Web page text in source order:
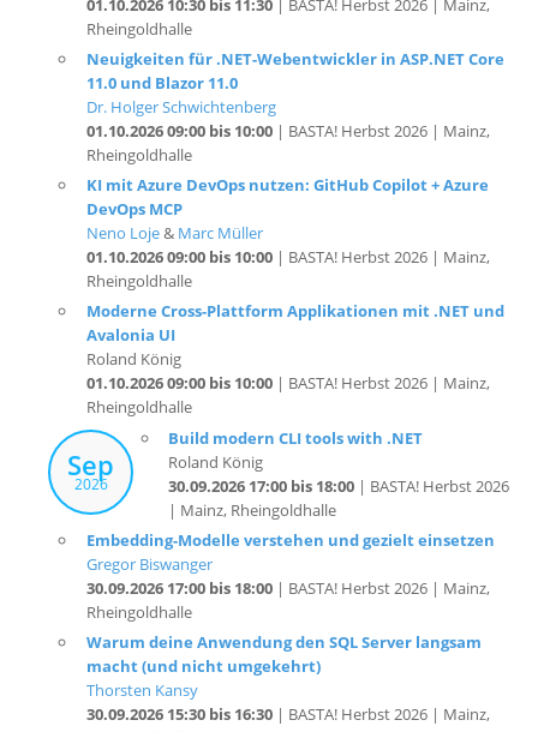
Neuigkeiten für .NET-Webentwickler in ASP.NET Core
11.0 und Blazor 11.0
Dr. Holger Schwichtenberg
01.10.2026 09:00 bis 10:00
Rheingoldhalle
KI mit Azure DevOps nutzen: GitHub Copilot + Azure
DevOps MCP
Neno Loje&Marc Müller
01.10.2026 09:00 bis 10:00
Rheingoldhalle
Moderne Cross-Plattform Applikationen mit .NET und
Avalonia UI
Roland König
01.10.2026 09:00 bis 10:00
Rheingoldhalle
Sep
2026
Build modern CLI tools with .NET
Roland König
30.09.2026 17:00 bis 18:00| BASTA! Herbst 2026
| Mainz, Rheingoldhalle
Embedding-Modelle verstehen und gezielt einsetzen
Gregor Biswanger
30.09.2026 17:00 bis 18:00| BASTA! Herbst 2026 | Mainz,
Rheingoldhalle
Warum deine Anwendung den SQL Server langsam
macht (und nicht umgekehrt)
Thorsten Kansy
30.09.2026 15:30 bis 16:30| BASTA! Herbst 2026 | Mainz,
Rheingoldhalle
Datenbankdesign für Entwickler: Tabellen sind keine